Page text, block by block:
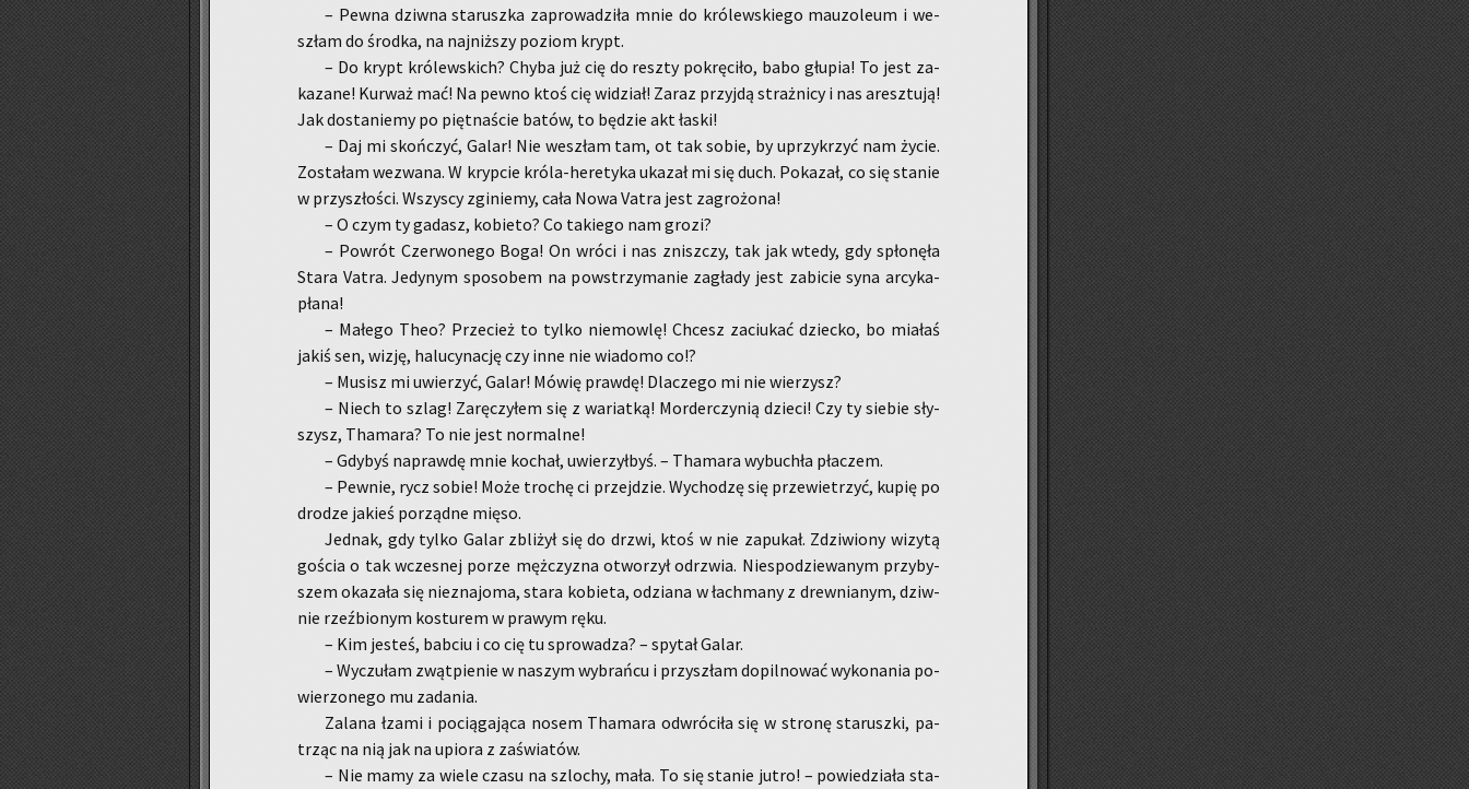
– Pewna dziw­na sta­rusz­ka za­pro­wa­dzi­ła mnie do kró­lew­skie­go mau­zo­leum i we­
szłam do środ­ka, na naj­niż­szy po­ziom krypt.
– Do krypt kró­lew­skich? Chyba już cię do resz­ty po­krę­ci­ło, babo głu­pia! To jest za­
ka­za­ne! Kur­waż mać! Na pewno ktoś cię wi­dział! Zaraz przyj­dą straż­ni­cy i nas aresz­tu­ją!
Jak do­sta­nie­my po pięt­na­ście batów, to bę­dzie akt łaski!
– Daj mi skoń­czyć, Galar! Nie we­szłam tam, ot tak sobie, by uprzy­krzyć nam życie.
Zo­sta­łam we­zwa­na. W kryp­cie kró­la-he­re­ty­ka uka­zał mi się duch. Po­ka­zał, co się sta­nie
w przy­szło­ści. Wszy­scy zgi­nie­my, cała Nowa Vatra jest za­gro­żo­na!
– O czym ty ga­dasz, ko­bie­to? Co ta­kie­go nam grozi?
– Po­wrót Czer­wo­ne­go Boga! On wróci i nas znisz­czy, tak jak wtedy, gdy spło­nę­ła
Stara Vatra. Je­dy­nym spo­so­bem na po­wstrzy­ma­nie za­gła­dy jest za­bi­cie syna ar­cy­ka­
pła­na!
– Ma­łe­go Theo? Prze­cież to tylko nie­mow­lę! Chcesz za­ciu­kać dziec­ko, bo mia­łaś
jakiś sen, wizję, ha­lu­cy­na­cję czy inne nie wia­do­mo co!?
– Mu­sisz mi uwie­rzyć, Galar! Mówię praw­dę! Dla­cze­go mi nie wie­rzysz?
– Niech to szlag! Za­rę­czy­łem się z wa­riat­ką! Mor­der­czy­nią dzie­ci! Czy ty sie­bie sły­
szysz, Tha­ma­ra? To nie jest nor­mal­ne!
– Gdy­byś na­praw­dę mnie ko­chał, uwie­rzył­byś. – Tha­ma­ra wy­bu­chła pła­czem.
– Pew­nie, rycz sobie! Może tro­chę ci przej­dzie. Wy­cho­dzę się prze­wie­trzyć, kupię po
dro­dze ja­kieś po­rząd­ne mięso.
Jed­nak, gdy tylko Galar zbli­żył się do drzwi, ktoś w nie za­pu­kał. Zdzi­wio­ny wi­zy­tą
go­ścia o tak wcze­snej porze męż­czy­zna otwo­rzył odrzwia. Nie­spo­dzie­wa­nym przy­by­
szem oka­za­ła się nie­zna­jo­ma, stara ko­bie­ta, odzia­na w łach­ma­ny z drew­nia­nym, dziw­
nie rzeź­bio­nym ko­stu­rem w pra­wym ręku.
– Kim je­steś, bab­ciu i co cię tu spro­wa­dza? – spy­tał Galar.
– Wy­czu­łam zwąt­pie­nie w na­szym wy­brań­cu i przy­szłam do­pil­no­wać wy­ko­na­nia po­
wie­rzo­ne­go mu za­da­nia.
Za­la­na łzami i po­cią­ga­ją­ca nosem Tha­ma­ra od­wró­ci­ła się w stro­nę sta­rusz­ki, pa­
trząc na nią jak na upio­ra z za­świa­tów.
– Nie mamy za wiele czasu na szlo­chy, mała. To się sta­nie jutro! – po­wie­dzia­ła sta­